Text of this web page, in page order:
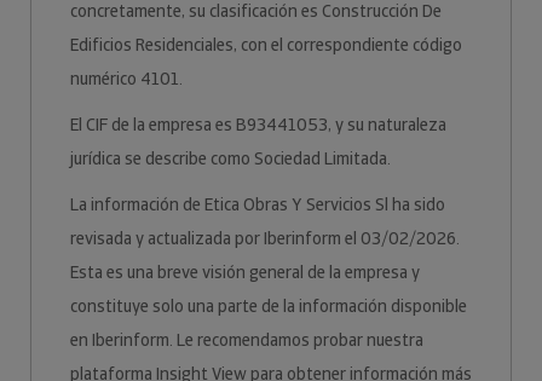
concretamente, su clasificación es Construcción De
Edificios Residenciales, con el correspondiente código
numérico 4101.
El CIF de la empresa es B93441053, y su naturaleza
jurídica se describe como Sociedad Limitada.
La información de Etica Obras Y Servicios Sl ha sido
revisada y actualizada por Iberinform el 03/02/2026.
Esta es una breve visión general de la empresa y
constituye solo una parte de la información disponible
en Iberinform. Le recomendamos probar nuestra
plataforma Insight View para obtener información más